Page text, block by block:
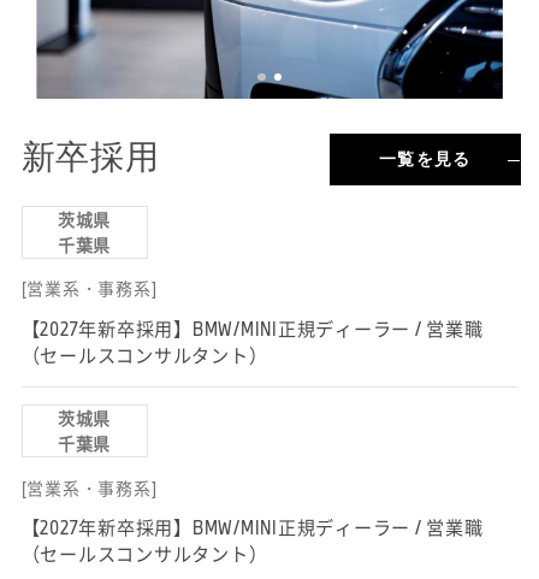
新卒採用 一覧を見る
茨城県
千葉県
[営業系・事務系]
【2027年新卒採用】BMW/MINI正規ディーラー / 営業職
（セールスコンサルタント）
茨城県
千葉県
[営業系・事務系]
【2027年新卒採用】BMW/MINI正規ディーラー / 営業職
（セールスコンサルタント）